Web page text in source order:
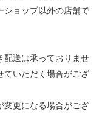
ショップ以外の店舗で
送は承っておりませ
ていただく場合がござ
更になる場合がござ